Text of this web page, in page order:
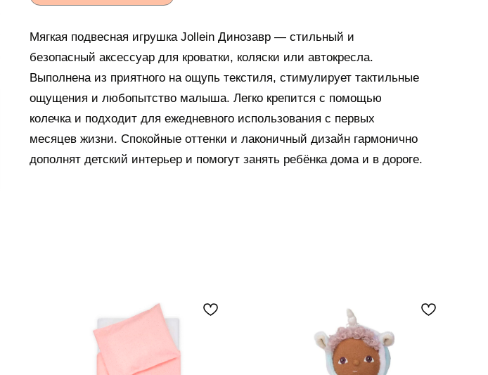
Мягкая подвесная игрушка Jollein Динозавр — стильный и
безопасный аксессуар для кроватки, коляски или автокресла.
Выполнена из приятного на ощупь текстиля, стимулирует тактильные
ощущения и любопытство малыша. Легко крепится с помощью
колечка и подходит для ежедневного использования с первых
месяцев жизни. Спокойные оттенки и лаконичный дизайн гармонично
дополнят детский интерьер и помогут занять ребёнка дома и в дороге.